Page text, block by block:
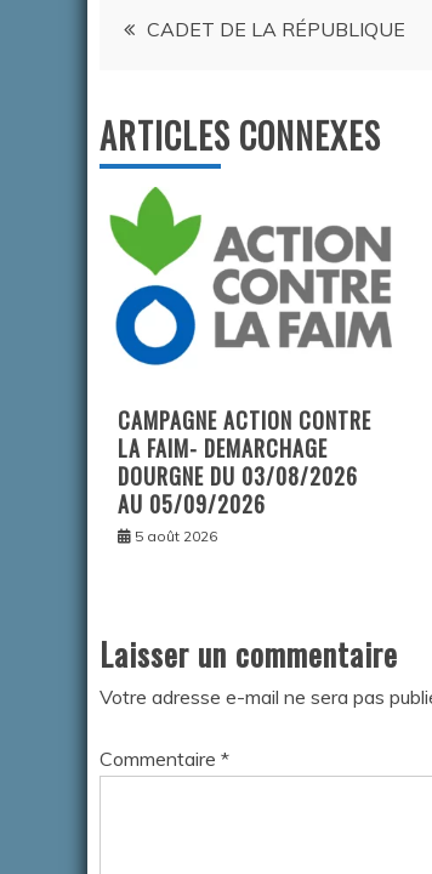
Navigation
l’article
CADET DE LA RÉPUBLIQUE
ARTICLES CONNEXES
CAMPAGNE ACTION CONTRE
LA FAIM- DEMARCHAGE
DOURGNE DU 03/08/2026
AU 05/09/2026
5 août 2026
Laisser un commentaire
Votre adresse e-mail ne sera pas
Commentaire *